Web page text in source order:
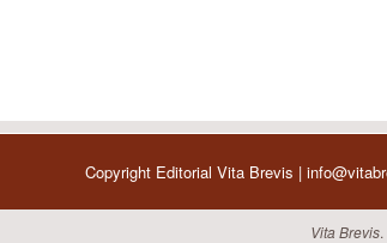
Copyright Editorial Vita Brevis |
Vita Brevis